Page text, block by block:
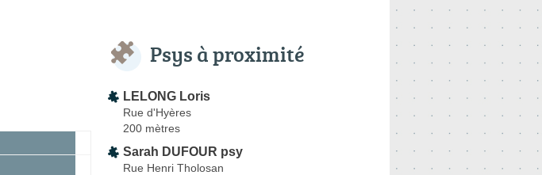
Psys à proximité
LELONG Loris
Rue d'Hyères
200 mètres
Sarah DUFOUR psy
Rue Henri Tholosan